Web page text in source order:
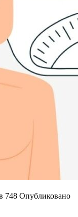
748 Опубликовано